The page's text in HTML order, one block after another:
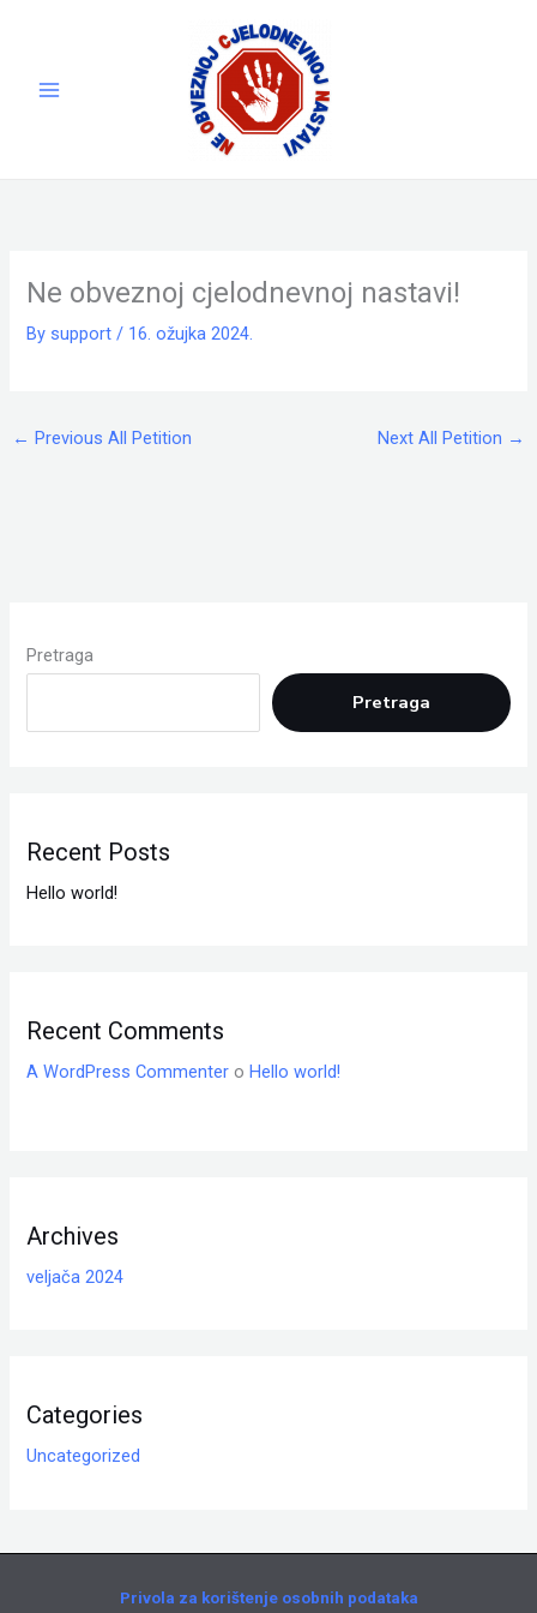
Ne obveznoj cjelodnevnoj nastavi!
By support/ 16. ožujka 2024.
← Previous All Petition Next All Petition →
Pretraga
Pretraga
Recent Posts
Hello world!
Recent Comments
A WordPress Commenter oHello world!
Archives
veljača 2024
Categories
Uncategorized
Privola za korištenje osobnih podataka